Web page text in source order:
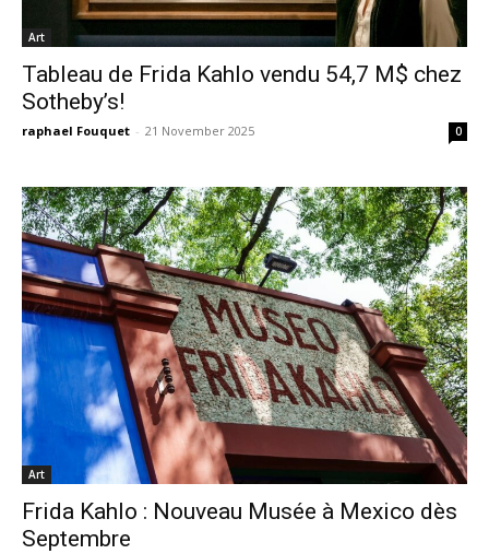
Art
Tableau de Frida Kahlo vendu 54,7 M$ chez
Sotheby’s!
raphael Fouquet - 21 November 2025 0
Art
Frida Kahlo : Nouveau Musée à Mexico dès
Septembre